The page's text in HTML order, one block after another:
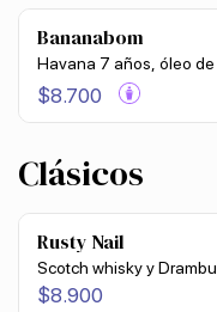
Bananabom
Havana 7 años, óleo
$8.700
Clásicos
Rusty Nail
Scotch whisky y
$8.900